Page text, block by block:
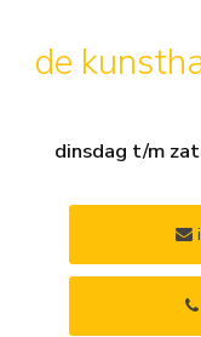
de
dinsdag t/m